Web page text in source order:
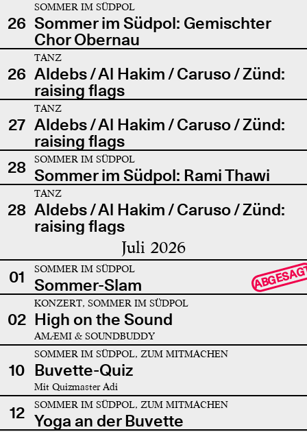
26
SOMMER IM SÜDPOL
Sommer im Südpol: Gemischter
Chor Obernau
26
TANZ
Aldebs / Al Hakim / Caruso / Zünd:
raising flags
27
TANZ
Aldebs / Al Hakim / Caruso / Zünd:
raising flags
28
SOMMER IM SÜDPOL
Sommer im Südpol: Rami Thawi
28
TANZ
Aldebs / Al Hakim / Caruso / Zünd:
raising flags
Juli 2026
01 SOMMER IM SÜDPOL
Sommer-Slam
02
KONZERT, SOMMER IM SÜDPOL
High on the Sound
AMÆMI & SOUNDBUDDY
10
SOMMER IM SÜDPOL, ZUM MITMACHEN
Buvette-Quiz
Mit Quizmaster Adi
12 SOMMER IM SÜDPOL, ZUM MITMACHEN
Yoga an der Buvette